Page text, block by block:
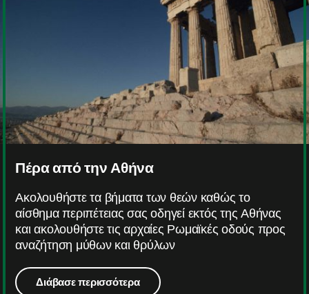
Πέρα από την Αθήνα
Ακολουθήστε τα βήματα των θεών καθώς το
αίσθημα περιπέτειας σας οδηγεί εκτός της Αθήνας
και ακολουθήστε τις αρχαίες Ρωμαϊκές οδούς προς
αναζήτηση μύθων και θρύλων
Διάβασε περισσότερα